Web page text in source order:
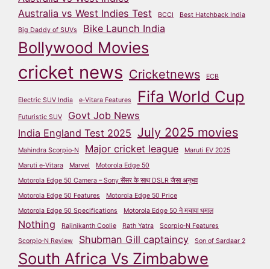
Australia vs West Indies Test
BCCI
Best Hatchback India
Big Daddy of SUVs
Bike Launch India
Bollywood Movies
cricket news Cricketnews ECB
Electric SUV India e‑Vitara Features Fifa World Cup
Futuristic SUV
Govt Job News
India England Test 2025 July 2025 movies
Mahindra Scorpio‑N Major cricket league
Maruti EV 2025
Maruti e‑Vitara
Marvel
Motorola Edge 50
Motorola Edge 50 Camera – Sony सेंसर के साथ DSLR जैसा अनुभव
Motorola Edge 50 Features
Motorola Edge 50 Price
Motorola Edge 50 Specifications
Motorola Edge 50 ने मचाया धमाल
Nothing Rajinikanth Coolie Rath Yatra
Scorpio‑N Features
Scorpio‑N Review
Shubman Gill captaincy Son of Sardaar 2
South Africa Vs Zimbabwe